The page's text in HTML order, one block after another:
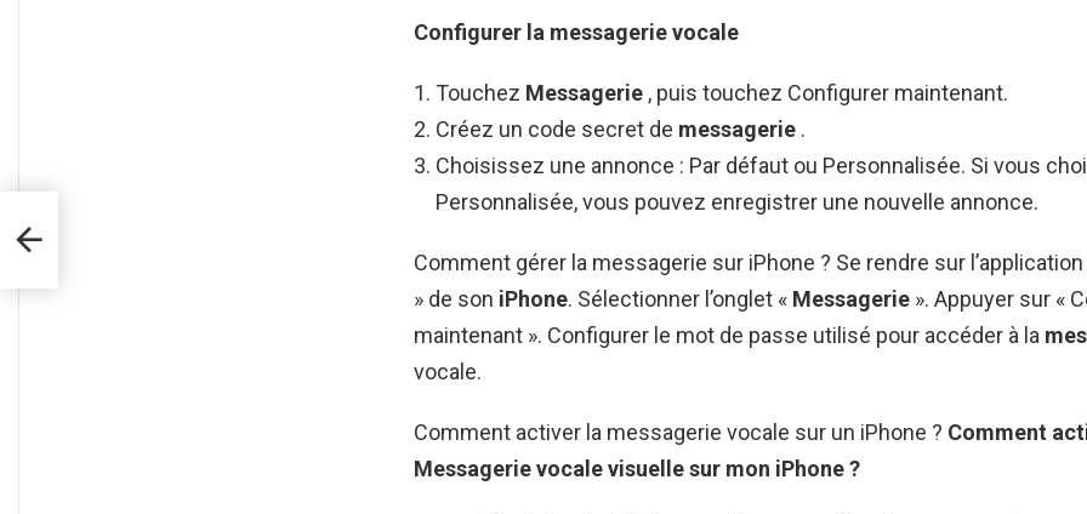
Configurer la messagerievocale
Touchez Messagerie , puis touchez Configurer maintenant.
Créez un code secret de messagerie .
Choisissez une annonce : Par défaut ou Personnalisée. Si vous
Personnalisée, vous pouvez enregistrer une nouvelle annonce.
Comment gérer la messagerie sur iPhone ? Se rendre sur
» de son iPhone. Sélectionner l’onglet « Messagerie ». Appuyer sur «
maintenant ». Configurer le mot de passe utilisé pour accéder à la
vocale.
Comment activer la messagerie vocale sur un iPhone ? Comment
Messagerie vocalevisuelle sur mon iPhone?